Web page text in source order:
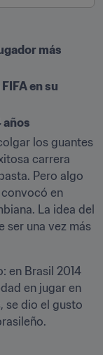
más
en su
años
los guantes
carrera
Pero algo
en
La idea del
ser una vez más
en Brasil 2014
en jugar en
se dio el gusto